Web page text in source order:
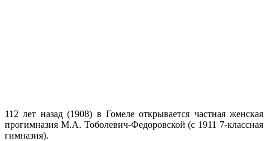
112 лет назад (1908) в Гомеле открывается частная женская
прогимназия М.А. Тоболевич-Федоровской (с 1911 7-классная
гимназия).